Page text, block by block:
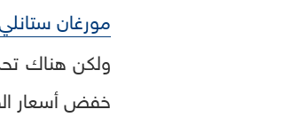
مورغان
ولكن هناك
خفض أسعار